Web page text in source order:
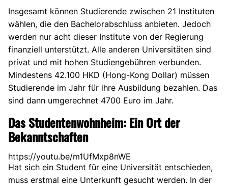
Insgesamt können Studierende zwischen 21 Instituten
wählen, die den Bachelorabschluss anbieten. Jedoch
werden nur acht dieser Institute von der Regierung
finanziell unterstützt. Alle anderen Universitäten sind
privat und mit hohen Studiengebühren verbunden.
Mindestens 42.100 HKD (Hong-Kong Dollar) müssen
Studierende im Jahr für ihre Ausbildung bezahlen. Das
sind dann umgerechnet 4700 Euro im Jahr.
Das Studentenwohnheim: Ein Ort der
Bekanntschaften
https://youtu.be/m1UfMxp8nWE
Hat sich ein Student für eine Universität entschieden,
muss erstmal eine Unterkunft gesucht werden. In der